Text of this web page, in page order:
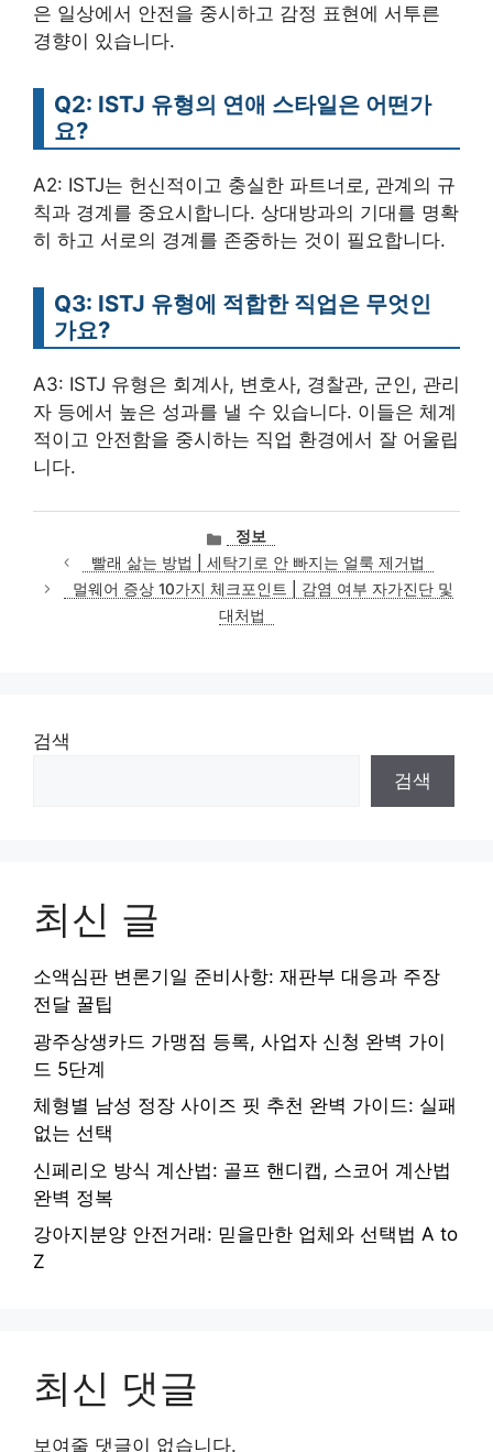
은 일상에서 안전을 중시하고 감정 표현에 서투른
경향이 있습니다.
Q2: ISTJ 유형의 연애 스타일은 어떤가
요?
A2: ISTJ는 헌신적이고 충실한 파트너로, 관계의 규
칙과 경계를 중요시합니다. 상대방과의 기대를 명확
히 하고 서로의 경계를 존중하는 것이 필요합니다.
Q3: ISTJ 유형에 적합한 직업은 무엇인
가요?
A3: ISTJ 유형은 회계사, 변호사, 경찰관, 군인, 관리
자 등에서 높은 성과를 낼 수 있습니다. 이들은 체계
적이고 안전함을 중시하는 직업 환경에서 잘 어울립
니다.
카
테
고
리
정보
빨래 삶는 방법 | 세탁기로 안 빠지는 얼룩 제거법
멀웨어 증상 10가지 체크포인트 | 감염 여부 자가진단 및
대처법
검색
검색
최신 글
소액심판 변론기일 준비사항: 재판부 대응과 주장
전달 꿀팁
광주상생카드 가맹점 등록, 사업자 신청 완벽 가이
드 5단계
체형별 남성 정장 사이즈 핏 추천 완벽 가이드: 실패
없는 선택
신페리오 방식 계산법: 골프 핸디캡, 스코어 계산법
완벽 정복
강아지분양 안전거래: 믿을만한 업체와 선택법 A to
Z
최신 댓글
보여줄 댓글이 없습니다.